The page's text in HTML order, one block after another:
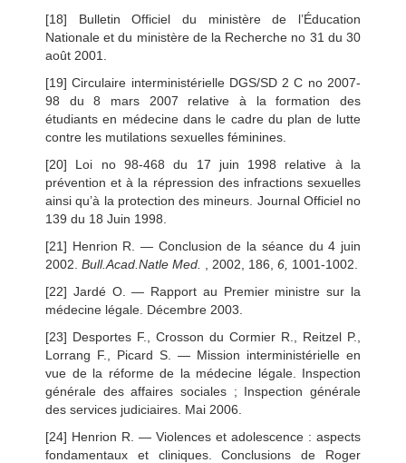
[18] Bulletin Officiel du ministère de l’Éducation
Nationale et du ministère de la Recherche no 31 du 30
août 2001.
[19] Circulaire interministérielle DGS/SD 2 C no 2007-
98 du 8 mars 2007 relative à la formation des
étudiants en médecine dans le cadre du plan de lutte
contre les mutilations sexuelles féminines.
[20] Loi no 98-468 du 17 juin 1998 relative à la
prévention et à la répression des infractions sexuelles
ainsi qu’à la protection des mineurs. Journal Officiel no
139 du 18 Juin 1998.
[21] Henrion R. — Conclusion de la séance du 4 juin
2002. Bull.Acad.Natle Med. , 2002, 186, 6, 1001-1002.
[22] Jardé O. — Rapport au Premier ministre sur la
médecine légale. Décembre 2003.
[23] Desportes F., Crosson du Cormier R., Reitzel P.,
Lorrang F., Picard S. — Mission interministérielle en
vue de la réforme de la médecine légale. Inspection
générale des affaires sociales ; Inspection générale
des services judiciaires. Mai 2006.
[24] Henrion R. — Violences et adolescence : aspects
fondamentaux et cliniques. Conclusions de Roger